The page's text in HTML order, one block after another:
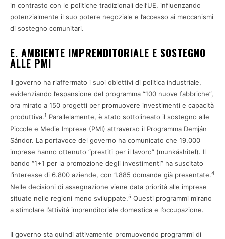
in contrasto con le politiche tradizionali dell’UE, influenzando
potenzialmente il suo potere negoziale e l’accesso ai meccanismi
di sostegno comunitari.
E. AMBIENTE IMPRENDITORIALE E SOSTEGNO
ALLE PMI
Il governo ha riaffermato i suoi obiettivi di politica industriale,
evidenziando l’espansione del programma “100 nuove fabbriche”,
ora mirato a 150 progetti per promuovere investimenti e capacità
produttiva.1 Parallelamente, è stato sottolineato il sostegno alle
Piccole e Medie Imprese (PMI) attraverso il Programma Demján
Sándor. La portavoce del governo ha comunicato che 19.000
imprese hanno ottenuto “prestiti per il lavoro” (munkáshitel). Il
bando “1+1 per la promozione degli investimenti” ha suscitato
l’interesse di 6.800 aziende, con 1.885 domande già presentate.4
Nelle decisioni di assegnazione viene data priorità alle imprese
situate nelle regioni meno sviluppate.5 Questi programmi mirano
a stimolare l’attività imprenditoriale domestica e l’occupazione.
Il governo sta quindi attivamente promuovendo programmi di